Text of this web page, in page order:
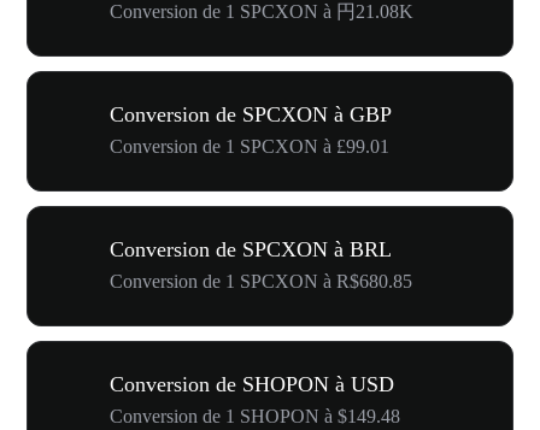
Conversion de 1 SPCXON à 円21.08K
Conversion de SPCXON à GBP
Conversion de 1 SPCXON à £99.01
Conversion de SPCXON à BRL
Conversion de 1 SPCXON à R$680.85
Conversion de SHOPON à USD
Conversion de 1 SHOPON à $149.48